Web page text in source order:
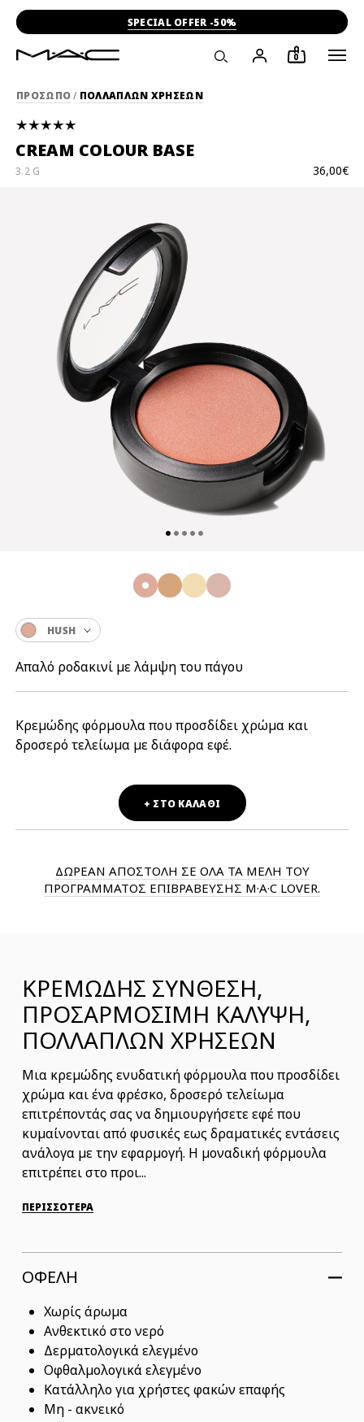
-15% ΣΤΗΝ ΠΡΩΤΗ ΣΟΥ ΑΓΟΡΑ
0
ΠΡΟΣΩΠΟ/ ΠΟΛΛΑΠΛΩΝ ΧΡΗΣΕΩΝ
CREAM COLOUR BASE
36,00€
3.2 G
Κρεμώδης φόρμουλα που προσδίδει χρώμα και
δροσερό τελείωμα με διάφορα εφέ.
HUSH
Απαλό ροδακινί με λάμψη του πάγου
+ ΣΤΟ ΚΑΛΑΘΙ
ΔΩΡΕΑΝ ΑΠΟΣΤΟΛΗ ΣΕ ΟΛΑ ΤΑ ΜΕΛΗ ΤΟΥ
ΠΡΟΓΡΑΜΜΑΤΟΣ ΕΠΙΒΡΑΒΕΥΣΗΣ M·A·C LOVER.
ΚΡΕΜΩΔΗΣ ΣΥΝΘΕΣΗ,
ΠΡΟΣΑΡΜΟΣΙΜΗ ΚΑΛΥΨΗ,
ΠΟΛΛΑΠΛΩΝ ΧΡΗΣΕΩΝ
Μια κρεμώδης ενυδατική φόρμουλα που προσδίδει
χρώμα και ένα φρέσκο, δροσερό τελείωμα
επιτρέποντάς σας να δημιουργήσετε εφέ που
κυμαίνονται από φυσικές εως δραματικές εντάσεις
ανάλογα με την εφαρμογή. Η μοναδική φόρμουλα
επιτρέπει στο προι...
ΠΕΡΙΣΣΟΤΕΡΑ
ΟΦΕΛΗ
Χωρίς άρωμα
Ανθεκτικό στο νερό
Δερματολογικά ελεγμένο
Οφθαλμολογικά ελεγμένο
Κατάλληλο για χρήστες φακών επαφής
Μη - ακνεικό